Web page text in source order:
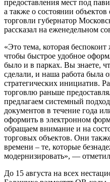
предоставления мест под
а также о состоянии
торговли губернатор
рассказал на еженедельном
«Это тема, которая
чтобы быстрое удобное
было и в парках. Вы знаете,
сделали, и наша работа была
стратегических инициатив.
торговлю раньше
предлагаем системный
документов в течение года
оформить в электронном
обращаем внимание и на
торговых объектов. Они
времени – те, которые
модернизировать», —
До 15 августа на всех